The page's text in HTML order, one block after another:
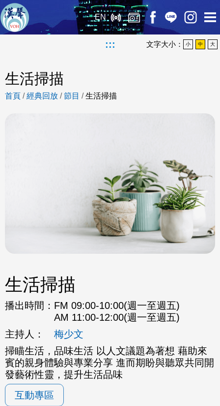
EN
::: 文字大小： 小 中 大
生活掃描
首頁 /經典回放 /節目 /生活掃描
生活掃描
播出時間： FM 09:00-10:00(週一至週五)
AM 11:00-12:00(週一至週五)
主持人：
梅少文
掃瞄生活，品味生活 以人文議題為著想 藉助來
賓的親身體驗與專業分享 進而期盼與聽眾共同開
發藝術性靈，提升生活品味
互動專區